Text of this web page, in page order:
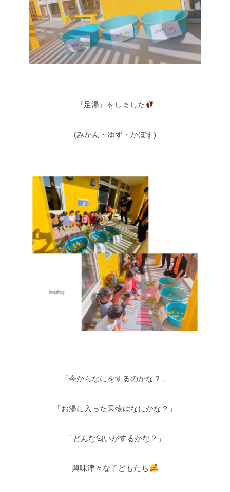
『足湯』をしました
(みかん・ゆず・かぼす)
「今からなにをするのかな？」
「お湯に入った果物はなにかな？」
「どんな匂いがするかな？」
興味津々な子どもたち